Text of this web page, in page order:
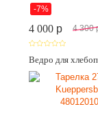
-7%
4 000 p 4 300
Ведро для